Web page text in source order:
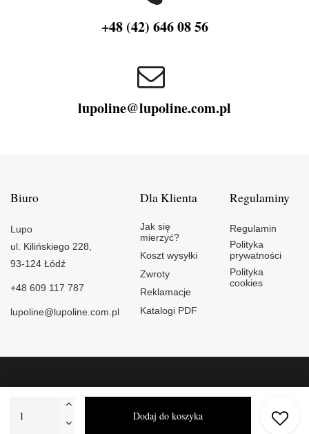
Dodaj do koszyka
+48 (42) 646 08 56
lupoline@lupoline.com.pl
Biuro
Lupo
ul. Kilińskiego 228,
93-124 Łódź
+48 609 117 787
lupoline@lupoline.com.pl
Dla Klienta
Jak się
mierzyć?
Koszt wysyłki
Zwroty
Reklamacje
Katalogi PDF
Regulaminy
Regulamin
Polityka
prywatności
Polityka
cookies
Ustawienia cookies
Powered by